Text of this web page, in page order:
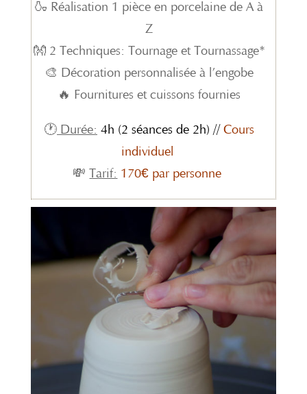
🍶 Réalisation 1 pièce en porcelaine de A à
Z
👐 2 Techniques: Tournage et Tournassage*
🎨 Décoration personnalisée à l’engobe
🔥 Fournitures et cuissons fournies
🕐Durée: 4h (2 séances de 2h) // Cours
individuel
💸Tarif: 170€ par personne